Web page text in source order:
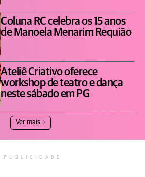
Coluna RC celebra os 15 anos
de Manoela Menarim Requião
Ateliê Criativo oferece
workshop de teatro e dança
neste sábado em PG
Ver mais
PUBLICIDADE